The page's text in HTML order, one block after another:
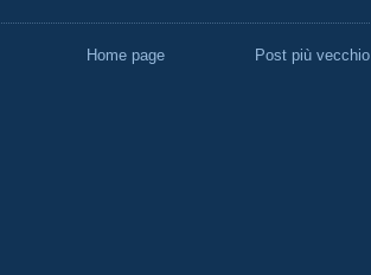
Post più vecchio
Home page